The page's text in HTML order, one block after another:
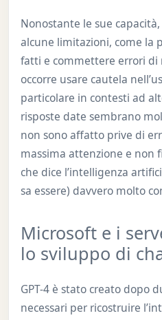
Nonostante le sue
alcune limitazioni, come la
fatti e commettere errori
occorre usare cautela
particolare in contesti ad
risposte date sembrano
non sono affatto prive di
massima attenzione e non
che dice l’intelligenza
sa essere) davvero molto
Microsoft e i
lo sviluppo di
GPT-4 è stato creato dopo
necessari per ricostruire